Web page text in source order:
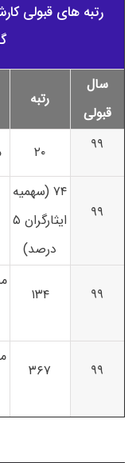
رتبه های قبولی
سال
قبولی
رتبه
۹۹ ۲۰
۹۹
۷۴ (سهمیه
ایثارگران ۵
درصد)
۹۹ ۱۳۴
۹۹ ۳۶۷